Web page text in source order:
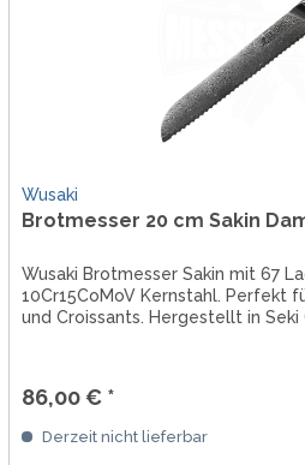
Wusaki
Brotmesser 20 cm Sakin
Wusaki Brotmesser Sakin mit 67
10Cr15CoMoV Kernstahl. Perfekt
und Croissants. Hergestellt in Seki
86,00 € *
Derzeit nicht lieferbar